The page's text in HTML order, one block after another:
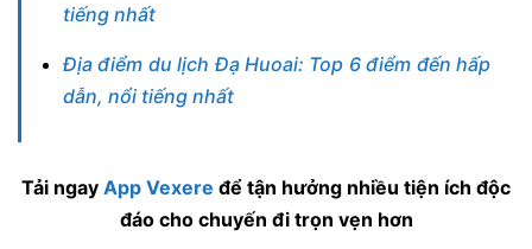
tiếng nhất
Địa điểm du lịch Đạ Huoai: Top 6 điểm đến hấp
dẫn, nổi tiếng nhất
Tải ngay App Vexere để tận hưởng nhiều tiện ích độc
đáo cho chuyến đi trọn vẹn hơn